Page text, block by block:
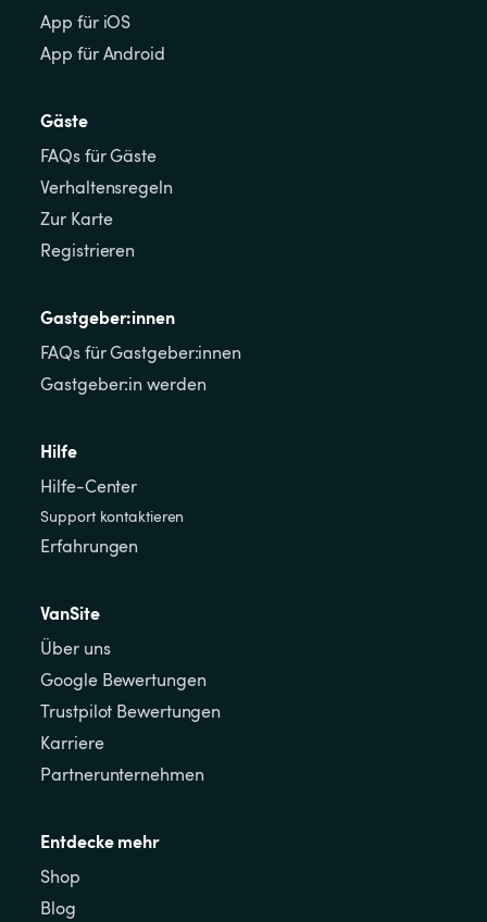
App für iOS
App für Android
Gäste
FAQs für Gäste
Verhaltensregeln
Zur Karte
Registrieren
Gastgeber:innen
FAQs für Gastgeber:innen
Gastgeber:in werden
Hilfe
Hilfe-Center
Support kontaktieren
Erfahrungen
VanSite
Über uns
Google Bewertungen
Trustpilot Bewertungen
Karriere
Partnerunternehmen
Entdecke mehr
Shop
Blog